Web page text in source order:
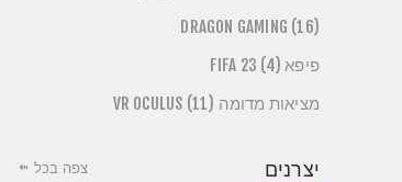
DRAGON GAMING (16)
פיפא FIFA 23 (4)
מציאות מדומה VR OCULUS (11)
יצרנים צפה בכל